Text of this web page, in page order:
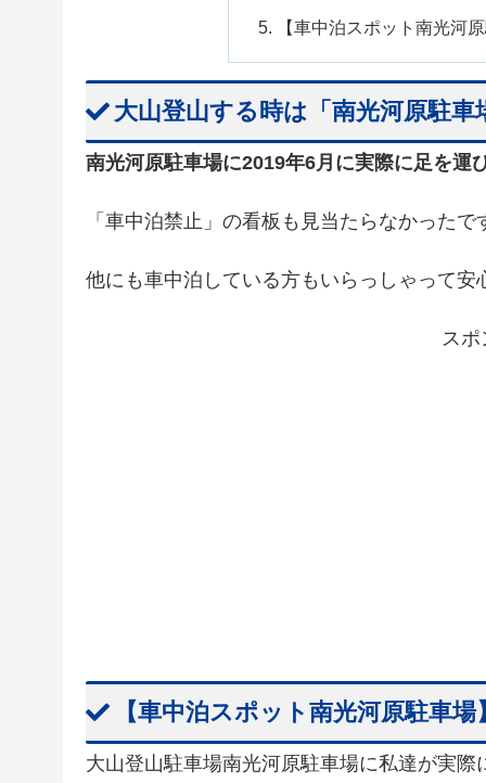
【車中泊スポット南光河
大山登山する時は「南光河原駐
南光河原駐車場に2019年6月に実際に足を運
「車中泊禁止」の看板も見当たらなかったで
他にも車中泊している方もいらっしゃって安
ス
【車中泊スポット南光河原駐車
大山登山駐車場南光河原駐車場に私達が実